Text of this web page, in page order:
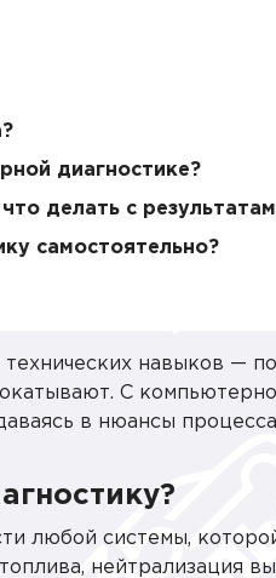
диагностике?
делать с
самостоятельно?
навыков —
С
в нюансы
любой системы,
нейтрализация